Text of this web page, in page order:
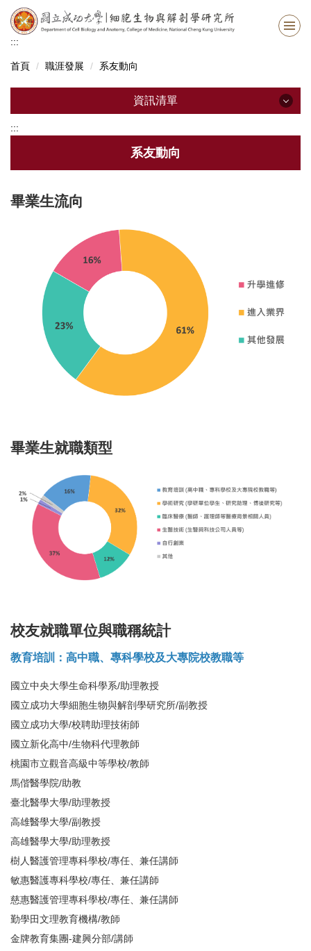
跳
到
主
內
:::
首頁 職涯發展 系友動向
資訊清單
最新消息
系所資訊
招生資訊
修業資訊
學生畢業專區
歷屆學生
:::
系友動向
畢業生流向
畢業生就職類型
校友就職單位與職稱統計
教育培訓：高中職、專科學校及大專院校教職等
國立中央大學生命科學系/助理教授
國立成功大學細胞生物與解剖學研究所/副教授
國立成功大學/校聘助理技術師
國立新化高中/生物科代理教師
桃園市立觀音高級中等學校/教師
馬偕醫學院/助教
臺北醫學大學/助理教授
高雄醫學大學/副教授
高雄醫學大學/助理教授
樹人醫護管理專科學校/專任、兼任講師
敏惠醫護專科學校/專任、兼任講師
慈惠醫護管理專科學校/專任、兼任講師
勤學田文理教育機構/教師
金牌教育集團-建興分部/講師